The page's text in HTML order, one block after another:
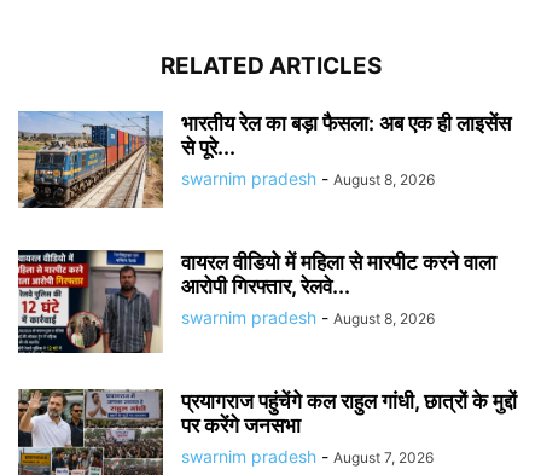
RELATED ARTICLES
भारतीय रेल का बड़ा फैसला: अब एक ही लाइसेंस
से पूरे...
swarnim pradesh - August 8, 2026
वायरल वीडियो में महिला से मारपीट करने वाला
आरोपी गिरफ्तार, रेलवे...
swarnim pradesh - August 8, 2026
प्रयागराज पहुंचेंगे कल राहुल गांधी, छात्रों के मुद्दों
पर करेंगे जनसभा
swarnim pradesh - August 7, 2026